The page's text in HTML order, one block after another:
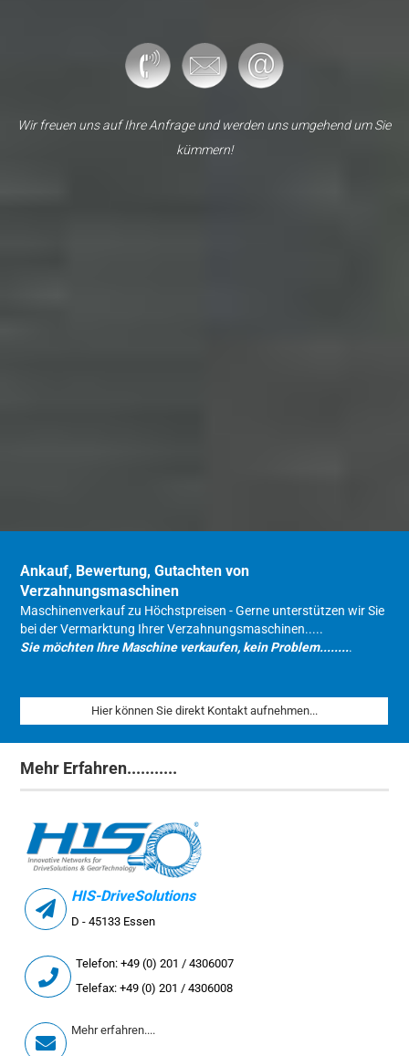
Wir freuen uns auf Ihre Anfrage und werden uns umgehend um Sie
kümmern!
Ankauf, Bewertung, Gutachten von
Verzahnungsmaschinen
Maschinenverkauf zu Höchstpreisen - Gerne unterstützen wir Sie
bei der Vermarktung Ihrer Verzahnungsmaschinen.....
Sie möchten Ihre Maschine verkaufen, kein Problem.........
Hier können Sie direkt Kontakt aufnehmen...
Mehr Erfahren...........
HIS-DriveSolutions
D - 45133 Essen
Telefon: +49 (0) 201 / 4306007
Telefax: +49 (0) 201 / 4306008
Mehr erfahren....